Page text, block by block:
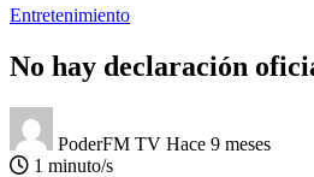
Entretenimiento
No hay declaración
PoderFM TV Hace 9 meses
1 minuto/s